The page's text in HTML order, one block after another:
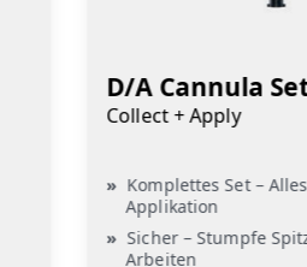
D/A Cannula
Collect + Apply
Komplettes Set –
Applikation
Sicher – Stumpfe
Arbeiten